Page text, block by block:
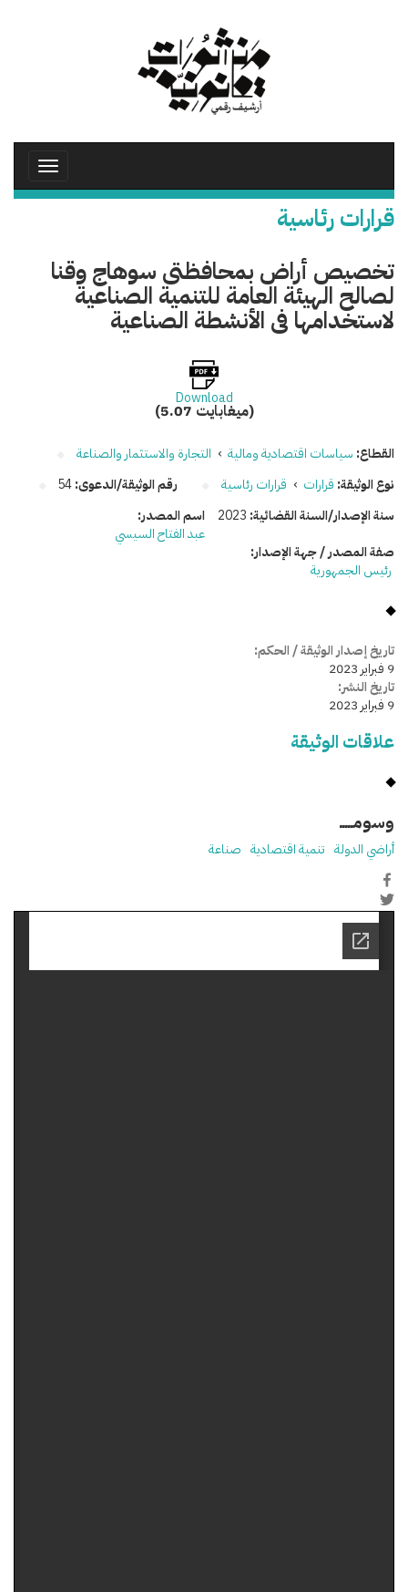
Toggle
قرارات رئاسية
تخصيص أراض بمحافظتى سوهاج وقنا
لصالح الهيئة العامة للتنمية الصناعية
لاستخدامها فى الأنشطة الصناعية
Download
(5.07 ميغابايت)
القطاع: سياسات اقتصادية ومالية › التجارة والاستثمار والصناعة
نوع الوثيقة: قرارات › قرارات رئاسية رقم الوثيقة/الدعوى:54
سنة الإصدار/السنة القضائية: 2023
اسم المصدر:
عبد الفتاح السيسي
صفة المصدر / جهة الإصدار:
رئيس الجمهورية
تاريخ إصدار الوثيقة / الحكم:
9 فبراير 2023
تاريخ النشر:
9 فبراير 2023
علاقات الوثيقة
وسومـــــ
أراضي الدولة تنمية اقتصادية صناعة